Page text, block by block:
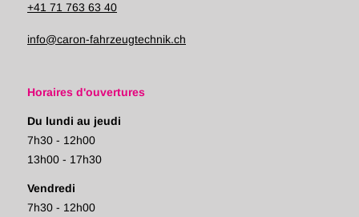
+41 71 763 63 40
info@caron-fahrzeugtechnik.ch
Horaires d'ouvertures
Du lundi au jeudi
7h30 - 12h00
13h00 - 17h30
Vendredi
7h30 - 12h00